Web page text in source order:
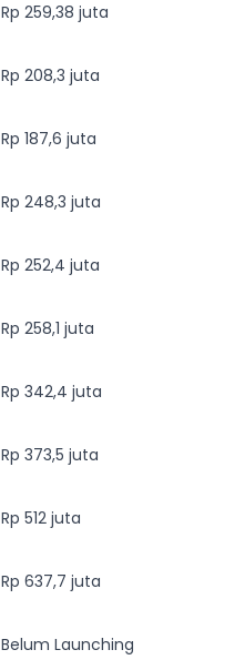
Rp 259,38 juta
Rp 208,3 juta
Rp 187,6 juta
Rp 248,3 juta
Rp 252,4 juta
Rp 258,1 juta
Rp 342,4 juta
Rp 373,5 juta
Rp 512 juta
Rp 637,7 juta
Belum Launching